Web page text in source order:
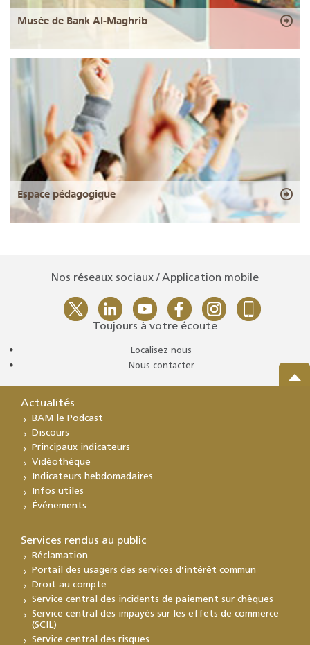
Musée de Bank Al-Maghrib
Espace pédagogique
Nos réseaux sociaux / Application mobile
Toujours à votre écoute
Localisez nous
Nous contacter
Actualités
BAM le Podcast
Discours
Principaux indicateurs
Vidéothèque
Indicateurs hebdomadaires
Infos utiles
Événements
Services rendus au public
Réclamation
Portail des usagers des services d’intérêt commun
Droit au compte
Service central des incidents de paiement sur chèques
Service central des impayés sur les effets de commerce
(SCIL)
Service central des risques